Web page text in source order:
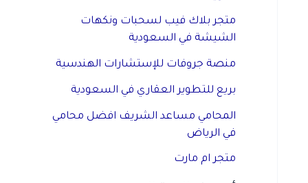
متجر بلاك فيب لسحبات ونكهات
الشيشة في السعودية
منصة جروفات للإستشارات الهندسية
بريع للتطوير العقاري في السعودية
المحامي مساعد الشريف افضل محامي
في الرياض
متجر ام مارت